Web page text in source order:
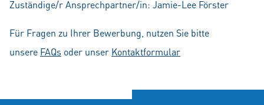
Zuständige/r Ansprechpartner/in: Jamie-Lee Förster
Für Fragen zu Ihrer Bewerbung, nutzen Sie bitte
unsere FAQs oder unser Kontaktformular